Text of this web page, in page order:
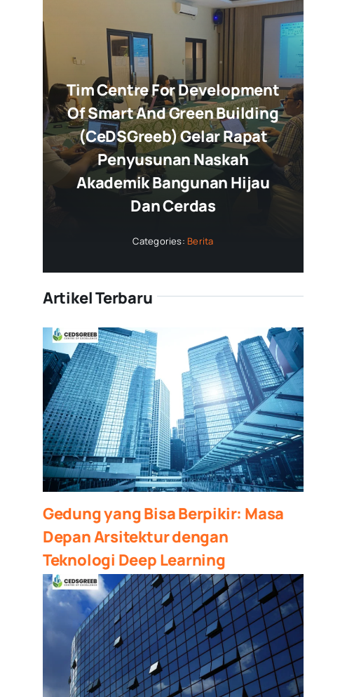
Tim Centre For Development
Of Smart And Green Building
(CeDSGreeb) Gelar Rapat
Penyusunan Naskah
Akademik Bangunan Hijau
Dan Cerdas
Categories: Berita
Artikel Terbaru
Gedung yang Bisa Berpikir: Masa
Depan Arsitektur dengan
Teknologi Deep Learning